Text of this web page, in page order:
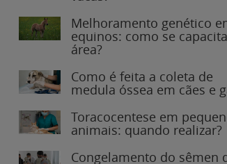
Melhoramento genético em
equinos: como se
área?
Como é feita a coleta de
medula óssea em cães e
Toracocentese em
animais: quando realizar?
Congelamento do sêmen